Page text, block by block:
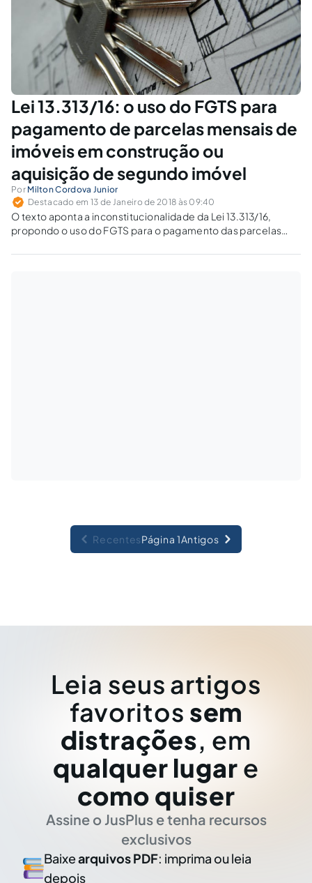
Lei 13.313/16: o uso do FGTS para
pagamento de parcelas mensais de
imóveis em construção ou
aquisição de segundo imóvel
Por Milton Cordova Junior
Destacado em 13 de Janeiro de 2018 às 09:40
O texto aponta a inconstitucionalidade da Lei 13.313/16,
propondo o uso do FGTS para o pagamento das parcelas
aquisição, com o FGTS, do segundo imóvel (em construção)
RecentesPágina 1Antigos
Leia seus artigos
favoritos sem
distrações, em
qualquer lugar e
como quiser
Assine o JusPlus e tenha recursos
exclusivos
Baixearquivos PDF: imprima ou leia
depois